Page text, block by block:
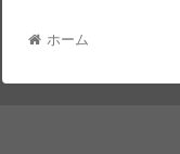
ホーム